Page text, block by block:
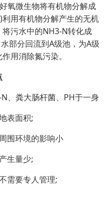
氧微生物将有机物分解成
用有机物分解产生的无机
污水中的NH3-N转化成
部分回流到A级池，为A级
用消除氮污染。
、粪大肠杆菌、PH于一身
表面积;
围环境的影响小
生量少;
需要专人管理;